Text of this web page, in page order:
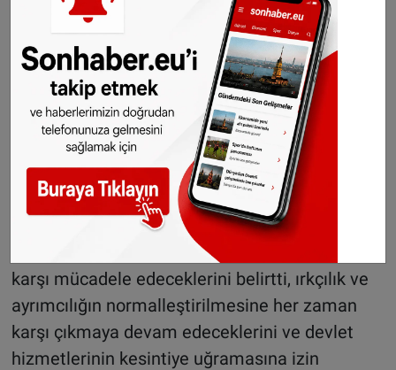
gösteri haklarını ellerinden almaya
çalıştıklarına da dikkat çeken Van Baarle,
koalisyon ortaklarının Azerbaycan'ın haklı
Karabağ davasının karşısında, Ermenistan'ın
yanında yer alınmasını sert bir dille eleştirdi.
“Hollanda için büyük bir tehlike”
Van Baarle son olarak, yeni kurulan koalisyonun
Hollanda için büyük bir tehlike olduğunu ve
önümüzdeki dört yıl boyunca bu hükümete
karşı mücadele edeceklerini belirtti, ırkçılık ve
ayrımcılığın normalleştirilmesine her zaman
karşı çıkmaya devam edeceklerini ve devlet
hizmetlerinin kesintiye uğramasına izin